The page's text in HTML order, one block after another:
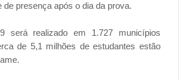
de presença após o dia da prova.
será realizado em 1.727 municípios
de 5,1 milhões de estudantes estão